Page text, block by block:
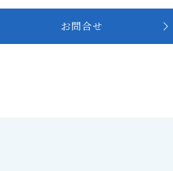
お問合せ